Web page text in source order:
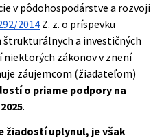
v pôdohospodárstve a rozvoji
2014 Z. z. o príspevku
a investičných
niektorých zákonov v znení
záujemcom (žiadateľom)
o priame podpory na
.
žiadostí uplynul, je však